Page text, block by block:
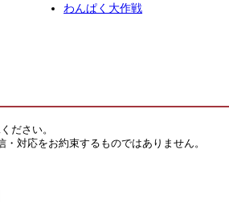
わんぱく大作戦
ださい。
対応をお約束するものではありません。